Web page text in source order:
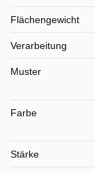
Flächengewicht
Verarbeitung
Muster
Farbe
Stärke